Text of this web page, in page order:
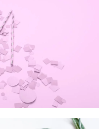
jak wpływa on na organizm